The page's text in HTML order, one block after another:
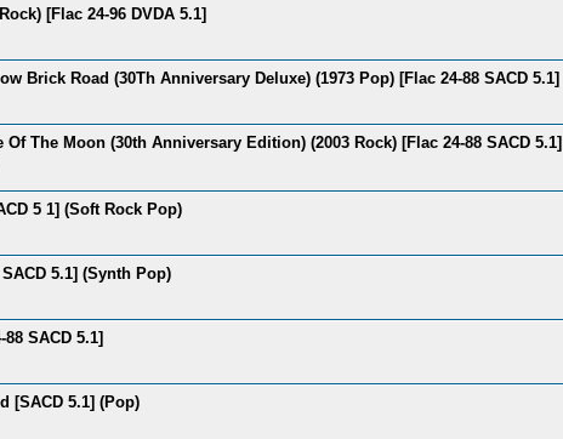
[Flac 24-96 DVDA 5.1]
Brick Road (30Th Anniversary Deluxe) (1973 Pop) [Flac 24-88 SACD 5.1]
The Moon (30th Anniversary Edition) (2003 Rock) [Flac 24-88 SACD 5.1]
5 1] (Soft Rock Pop)
5.1] (Synth Pop)
SACD 5.1]
[SACD 5.1] (Pop)